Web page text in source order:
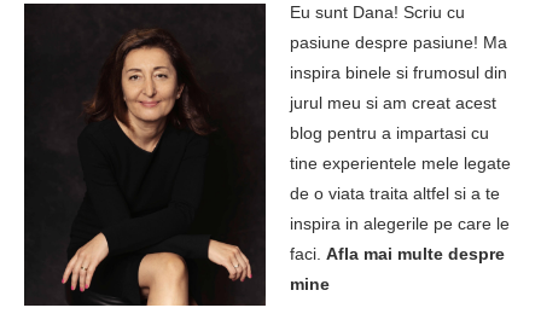
Eu sunt Dana! Scriu cu
pasiune despre pasiune! Ma
inspira binele si frumosul din
jurul meu si am creat acest
blog pentru a impartasi cu
tine experientele mele legate
de o viata traita altfel si a te
inspira in alegerile pe care le
faci. Afla mai multe despre
mine